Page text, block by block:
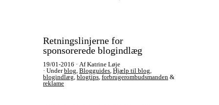
Retningslinjerne for
sponsorerede blogindlæg
19/01-2016
Af Katrine Løje
Underblog, Blogguides, Hjælp til blog,
blogindlæg, blogtips, forbrugerombudsmanden &
reklame